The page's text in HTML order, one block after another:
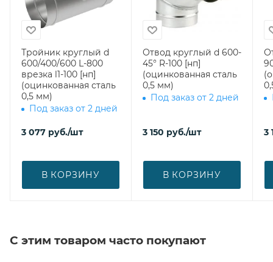
Тройник круглый d
600/400/600 L-800
врезка l1-100 [нп]
(оцинкованная сталь
0,5 мм)
Под заказ от 2 дней
3 077 руб./шт
В КОРЗИНУ
Отвод круглый d 600-
45° R-100 [нп]
(оцинкованная сталь
0,5 мм)
Под заказ от 2 дней
3 150 руб./шт
В КОРЗИНУ
3
С этим товаром часто покупают